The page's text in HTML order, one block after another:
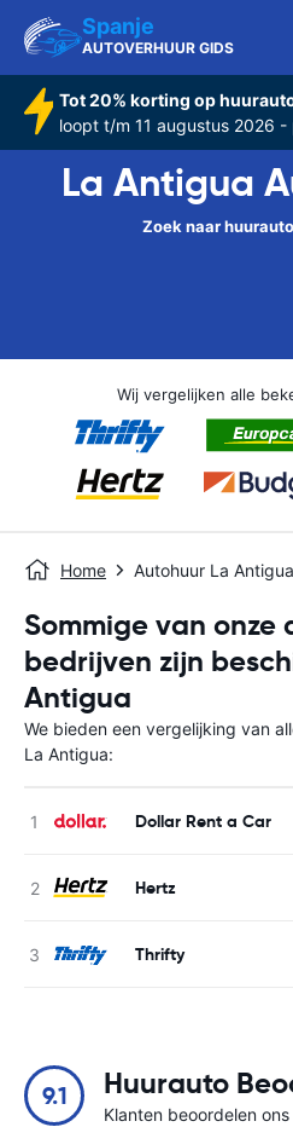
Spanje
AUTOVERHUUR GIDS
Tot 20% korting op
loopt t/m 11 augustus 2026
La Antigua
Zoek naar
Wij vergelijken alle
Home Autohuur La Antigua
Sommige van onze
bedrijven zijn
Antigua
We bieden een vergelijking van
La Antigua:
Dollar Rent a Car
Hertz
Thrifty
9.1 Huurauto
Klanten beoordelen